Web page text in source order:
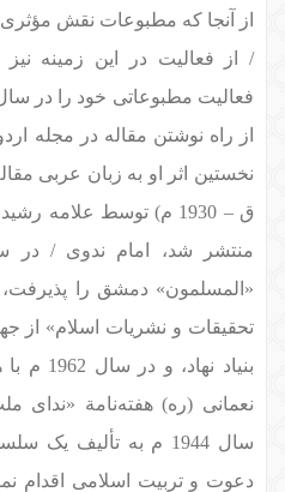
از آنجا که مطبوعات نقش مؤثری
/ از فعالیت در این زمینه نیز
از راه نوشتن مقاله در مجله
ق – 1930 م) توسط علامه
تحقیقات و نشریات اسلام»
بنیاد
نعمانی (ره) هفته‌نامة «ندای
سال 1944 م به تألیف
دعوت و تربیت اسلامی اقدام